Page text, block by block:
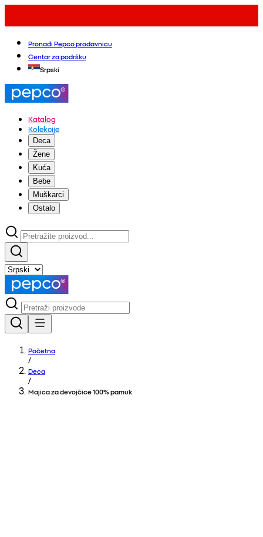
Pronađi Pepco prodavnicu
Centar za podršku
Srpski
Katalog
Kolekcije
Deca
Žene
Kuća
Bebe
Muškarci
Ostalo
Početna
/
Deca
/
Majica za devojčice 100% pamuk